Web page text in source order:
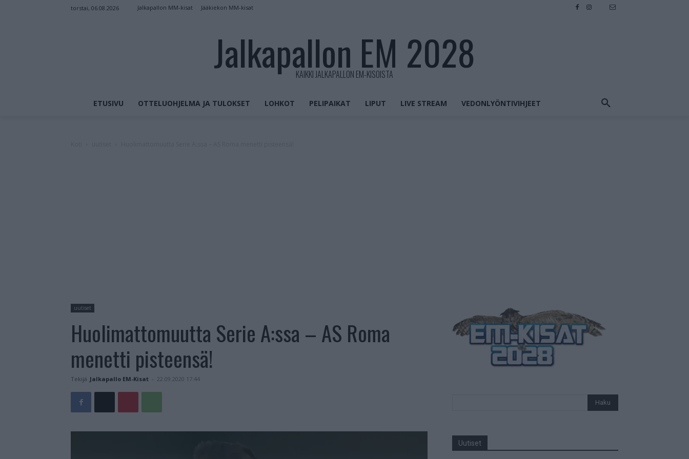
torstai, 06.08.2026 Jalkapallon MM-kisat Jääkiekon MM-kisat
Jalkapallon EM 2028
KAIKKI JALKAPALLON EM-KISOISTA
ETUSIVU OTTELUOHJELMA JA TULOKSET LOHKOT PELIPAIKAT LIPUT LIVE STREAM VEDONLYÖNTIVIHJEET
uutiset
Huolimattomuutta Serie A:ssa – AS Roma
menetti pisteensä!
Tekijä Jalkapallo EM-Kisat - 22.09.2020 17:44
Uutiset